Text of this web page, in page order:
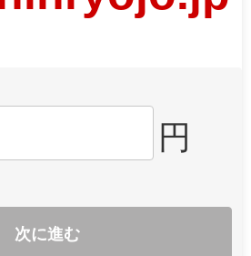
円
次に進む